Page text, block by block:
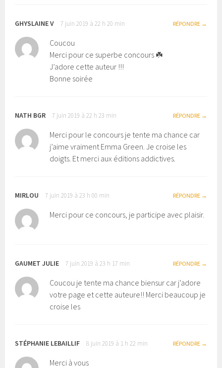
GHYSLAINE V 7 juin 2019 à 22 h 20 min RÉPONDRE
Coucou
Merci pour ce superbe concours ☘️
J’adore cette auteur !!!
Bonne soirée
NATH BGR 7 juin 2019 à 22 h 23 min RÉPONDRE
Merci pour le concours je tente ma chance car
j’aime vraiment Emma Green. Je croise les
doigts. Et merci aux éditions addictives.
MIRLOU 7 juin 2019 à 23 h 00 min RÉPONDRE
Merci pour ce concours, je participe avec plaisir.
GAUMET JULIE 7 juin 2019 à 23 h 17 min RÉPONDRE
Coucou je tente ma chance biensur car j’adore
votre page et cette auteure!! Merci beaucoup je
croise les
STÉPHANIE LEBAILLIF 8 juin 2019 à 1 h 22 min RÉPONDRE
Merci à vous